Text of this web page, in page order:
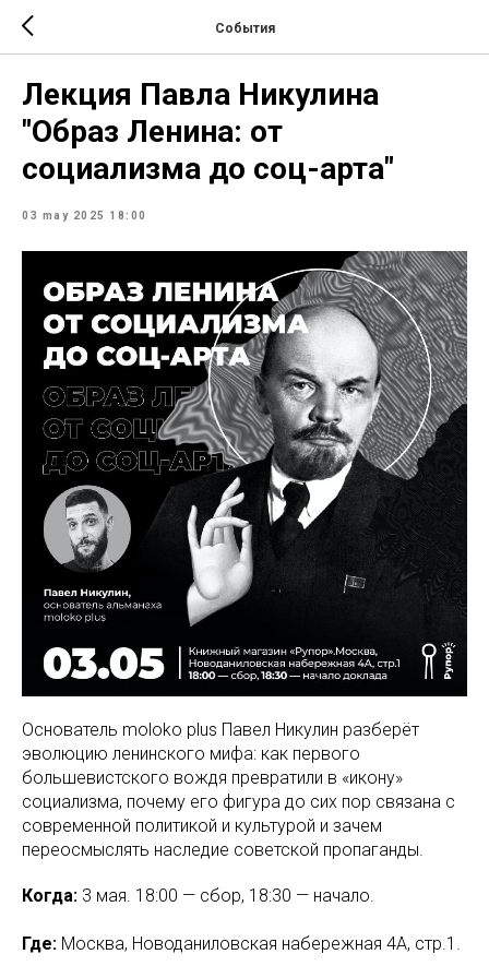
События
Лекция Павла Никулина
"Образ Ленина: от
социализма до соц-арта"
03 may 2025 18:00
Основатель moloko plus Павел Никулин разберёт
эволюцию ленинского мифа: как первого
большевистского вождя превратили в «икону»
социализма, почему его фигура до сих пор связана с
современной политикой и культурой и зачем
переосмыслять наследие советской пропаганды.
Когда: 3 мая. 18:00 — сбор, 18:30 — начало.
Где: Москва, Новоданиловская набережная 4А, стр.1.